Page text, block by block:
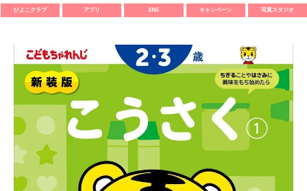
ひよこクラブ アプリ SNS キャンペーン 写真スタジオ